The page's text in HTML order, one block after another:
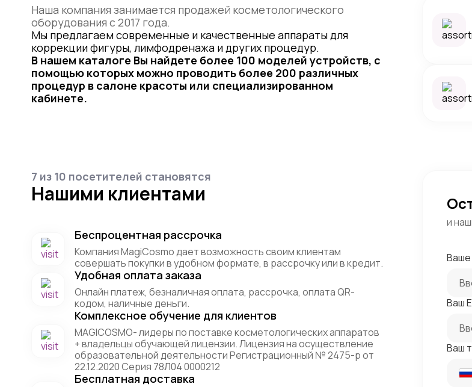
Наша компания занимается продажей косметологического
оборудования с 2017 года.
Мы предлагаем современные и качественные аппараты для
коррекции фигуры, лимфодренажа и других процедур.
В нашем каталоге Вы найдете более 100 моделей устройств, с
помощью которых можно проводить более 200 различных
процедур в салоне красоты или специализированном
кабинете.
7 из 10 посетителей становятся
Нашими клиентами
Беспроцентная рассрочка
Компания MagiCosmo дает возможность своим клиентам
совершать покупки в удобном формате, в рассрочку или в кредит.
Удобная оплата заказа
Онлайн платеж, безналичная оплата, рассрочка, оплата QR-
кодом, наличные деньги.
Комплексное обучение для клиентов
MAGICOSMO- лидеры по поставке косметологических аппаратов
+ владельцы обучающей лицензии. Лицензия на осуществление
образовательной деятельности Регистрационный № 2475-р от
22.12.2020 Серия 78Л04 0000212
Бесплатная доставка
и
Ваш
Ваш